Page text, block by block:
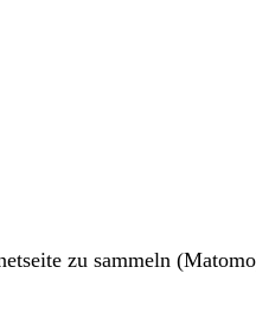
zu sammeln